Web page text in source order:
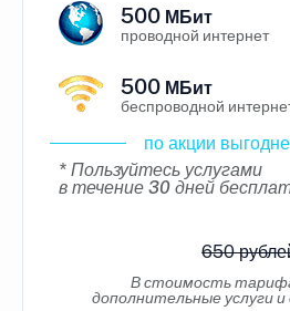
500 МБит
проводной интернет
500 МБит
беспроводной
по акции
* Пользуйтесь услугами
в течение 30 дней
650
В стоимость
дополнительные услуги и